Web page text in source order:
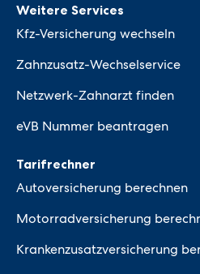
Weitere Services
Kfz-Versicherung wechseln
Zahnzusatz-Wechselservice
Netzwerk-Zahnarzt finden
eVB Nummer beantragen
Tarifrechner
Autoversicherung berechnen
Motorradversicherung
Krankenzusatzversicherung